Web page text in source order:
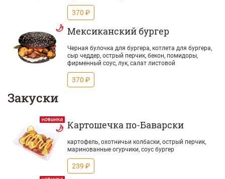
370 ₽
Мексиканский бургер
Черная булочка для бургера, котлета для бургера,
сыр чеддер, острый перчик, бекон, помидоры,
фирменный соус, лук, салат листовой
370 ₽
Закуски
Картошечка по-Баварски
картофель, охотничьи колбаски, острый перчик,
маринованные огурчики, соус бургер
239 ₽